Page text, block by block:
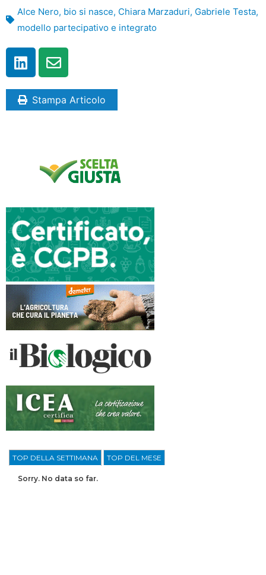
Alce Nero, bio si nasce, Chiara Marzaduri, Gabriele Testa,
modello partecipativo e integrato
Stampa Articolo
TOP DELLA SETTIMANA TOP DEL MESE
Sorry. No data so far.